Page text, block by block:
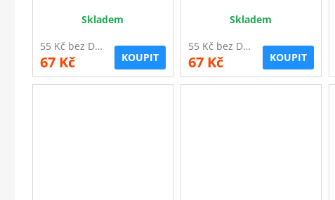
Skladem
55 Kč bez DPH
67 Kč KOUPIT
Skladem
55 Kč bez DPH
67 Kč KOUPIT